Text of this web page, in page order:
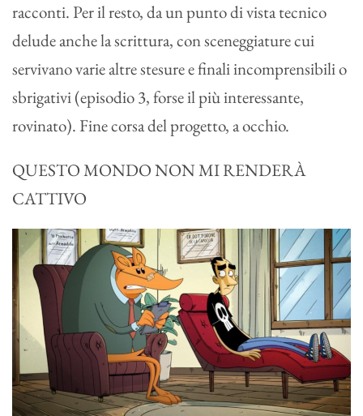
racconti. Per il resto, da un punto di vista tecnico
delude anche la scrittura, con sceneggiature cui
servivano varie altre stesure e finali incomprensibili o
sbrigativi (episodio 3, forse il più interessante,
rovinato). Fine corsa del progetto, a occhio.
QUESTO MONDO NON MI RENDERÀ
CATTIVO